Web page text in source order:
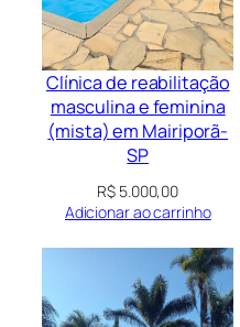
Clínica de reabilitação
masculina e feminina
(mista) em Mairiporã-
SP
R$ 5.000,00
Adicionar ao carrinho